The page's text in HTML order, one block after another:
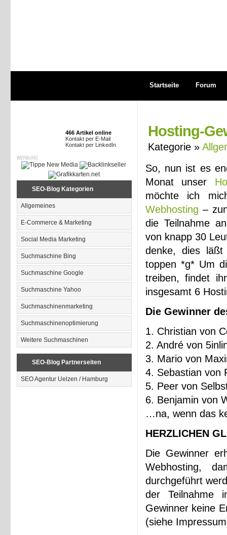
Startseite Forum
466 Artikel online
Kontakt per E-Mail
Kontakt per LinkedIn
SEO-Blog Kategorien
Allgemeines
E-Commerce & Marketing
Social Media Marketing
Suchmaschine Bing
Suchmaschine Google
Suchmaschine Yahoo
Suchmaschinenmarketing
Suchmaschinenoptimierung
Weitere Suchmaschinen
SEO-Blog Partnerseiten
SEO Agentur Uelzen / Hamburg
Hosting-
Kategorie »
So, nun ist es
Monat unser
möchte ich
Webhosting –
die Teilnahme
von knapp 30
denke, dies
toppen *g* Um
treiben, findet
insgesamt 6
Die Gewinner
1. Christian von
2. André von
3. Mario von
4. Sebastian von
5. Peer von
6. Benjamin von
…na, wenn das
HERZLICHEN
Die Gewinner
Webhosting,
durchgeführt
der Teilnahme
Gewinner keine
(siehe